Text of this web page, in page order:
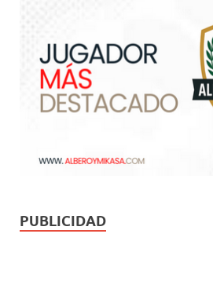
PUBLICIDAD